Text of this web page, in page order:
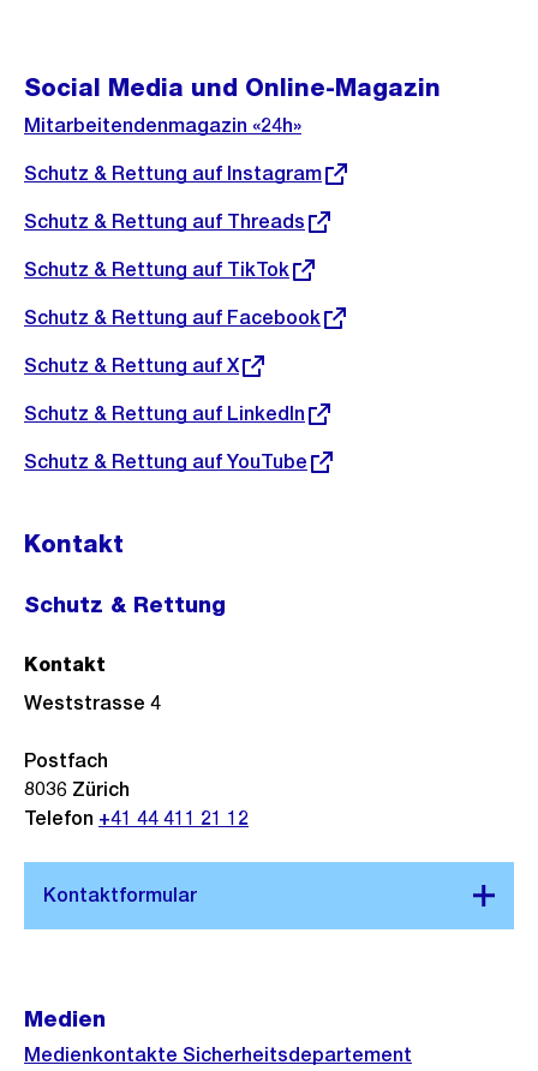
Social Media und Online-Magazin
Mitarbeitendenmagazin «24h»
Externer
Schutz & Rettung auf Instagram
Externer
Schutz & Rettung auf Threads
Externer
Schutz & Rettung auf TikTok
Externer
Schutz & Rettung auf Facebook
Externer
Schutz & Rettung auf X
Externer
Schutz & Rettung auf LinkedIn
Externer
Schutz & Rettung auf YouTube
Kontakt
Schutz & Rettung
Kontakt
Weststrasse 4
Postfach
8036 Zürich
Telefon +41 44 411 21 12
Medien
Medienkontakte Sicherheitsdepartement